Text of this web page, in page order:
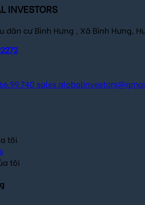
INVESTORS
dân cư Bình Hưng , Xã Bình Hưng,
tôi
tôi